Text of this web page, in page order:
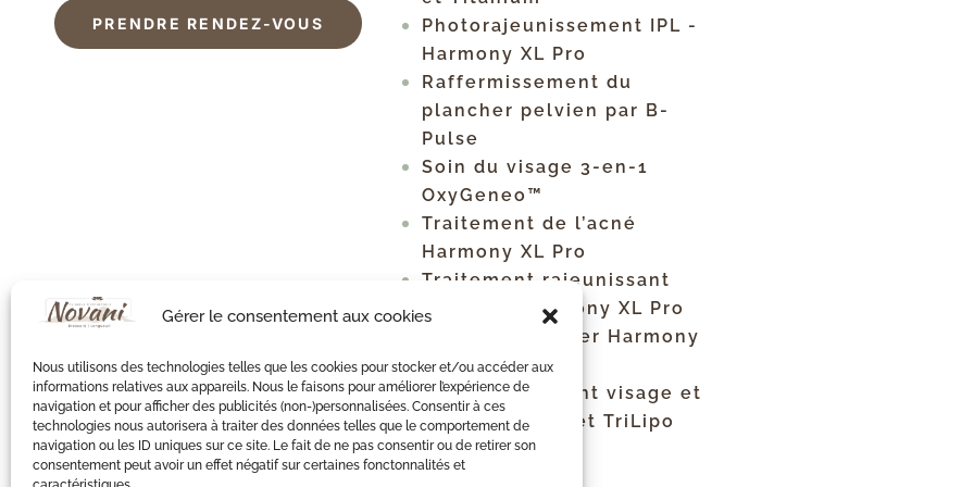
Gérer le consentement aux cookies
Nous utilisons des technologies telles que les cookies pour stocker et/ou accéder aux
informations relatives aux appareils. Nous le faisons pour améliorer l’expérience de
navigation et pour afficher des publicités (non-)personnalisées. Consentir à ces
technologies nous autorisera à traiter des données telles que le comportement de
navigation ou les ID uniques sur ce site. Le fait de ne pas consentir ou de retirer son
consentement peut avoir un effet négatif sur certaines fonctonnalités et
PRENDRE RENDEZ-VOUS
Photorajeunissement IPL -
Harmony XL Pro
Raffermissement du
plancher pelvien par B-
Pulse
Soin du visage 3-en-1
OxyGeneo™
Traitement de l’acné
Harmony XL Pro
Traitement rajeunissant
ClearLift Harmony XL Pro
Détatouage laser Harmony
XL Pro
Raffermissement visage et
peau TriPollar et TriLipo
Peeling